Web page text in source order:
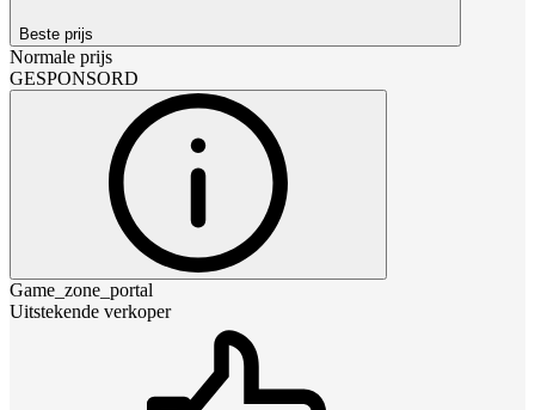
Beste prijs
Normale prijs
GESPONSORD
Game_zone_portal
Uitstekende verkoper